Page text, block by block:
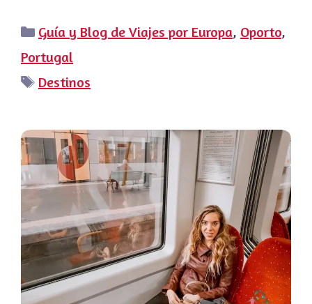
Categorías
Guía y Blog de Viajes por Europa, Oporto,
Portugal
Etiquetas
Destinos